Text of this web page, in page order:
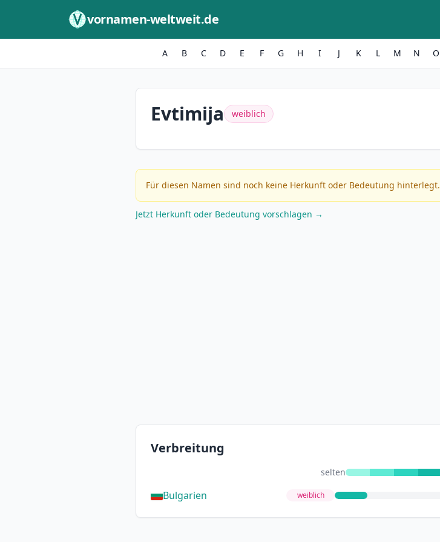
vornamen-weltweit.de
A B C D E F G H I J K L M N O
Evtimija weiblich
Für diesen Namen sind noch keine Herkunft oder Bedeutung hinterlegt.
Jetzt Herkunft oder Bedeutung vorschlagen →
Verbreitung
selten
Bulgarien weiblich